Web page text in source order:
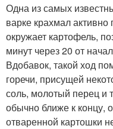
Одна из самых
варке крахмал активно
окружает картофель,
минут через 20 от
Вдобавок, такой ход
горечи, присущей
соль, молотый перец и
обычно ближе к концу,
отваренной картошки